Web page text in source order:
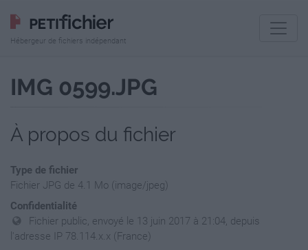
Hébergeur de fichiers indépendant
IMG 0599.JPG
À propos du fichier
Type de fichier
Fichier JPG de 4.1 Mo (image/jpeg)
Confidentialité
Fichier public, envoyé le 13 juin 2017 à 21:04, depuis
l'adresse IP 78.114.x.x (France)